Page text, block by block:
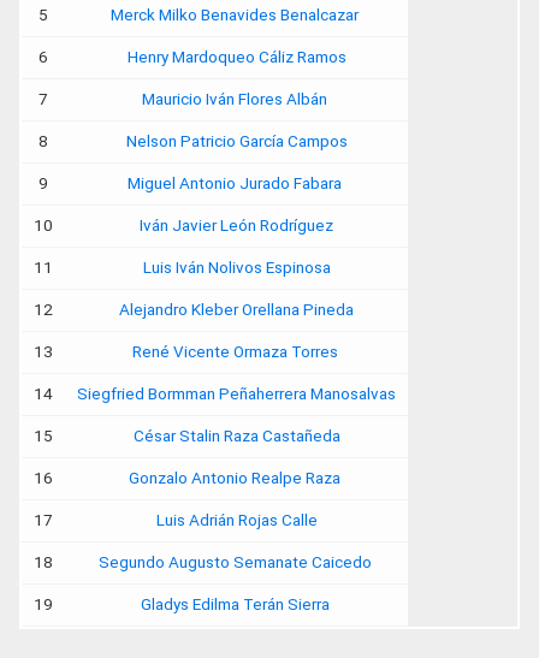
5 Merck Milko Benavides Benalcazar
6 Henry Mardoqueo Cáliz Ramos
7 Mauricio Iván Flores Albán
8 Nelson Patricio García Campos
9 Miguel Antonio Jurado Fabara
10 Iván Javier León Rodríguez
11 Luis Iván Nolivos Espinosa
12 Alejandro Kleber Orellana Pineda
13 René Vicente Ormaza Torres
14 Siegfried Bormman Peñaherrera Manosalvas
15 César Stalin Raza Castañeda
16 Gonzalo Antonio Realpe Raza
17 Luis Adrián Rojas Calle
18 Segundo Augusto Semanate Caicedo
19 Gladys Edilma Terán Sierra